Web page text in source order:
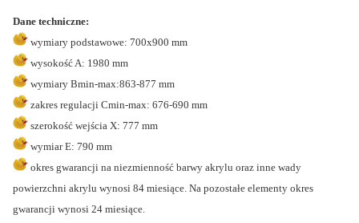
Dane techniczne:
wymiary podstawowe: 700x900 mm
wysokość A: 1980 mm
wymiary Bmin-max:863-877 mm
zakres regulacji Cmin-max: 676-690 mm
szerokość wejścia X: 777 mm
wymiar E: 790 mm
okres gwarancji na niezmienność barwy akrylu oraz inne wady
powierzchni akrylu wynosi 84 miesiące. Na pozostałe elementy okres
gwarancji wynosi 24 miesiące.